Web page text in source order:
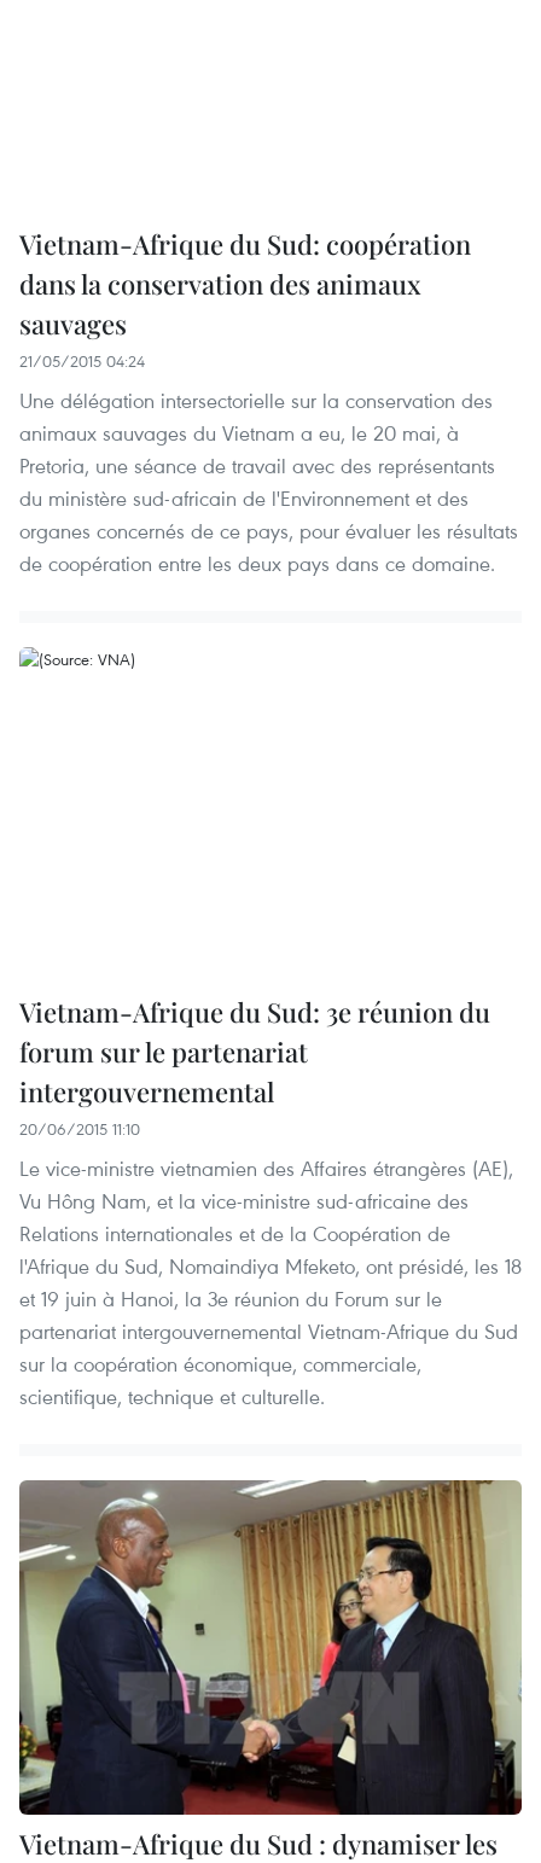
Vietnam-Afrique du Sud: coopération
dans la conservation des animaux
sauvages
21/05/2015 04:24
Une délégation intersectorielle sur la conservation des
animaux sauvages du Vietnam a eu, le 20 mai, à
Pretoria, une séance de travail avec des représentants
du ministère sud-africain de l'Environnement et des
organes concernés de ce pays, pour évaluer les résultats
de coopération entre les deux pays dans ce domaine.
Vietnam-Afrique du Sud: 3e réunion du
forum sur le partenariat
intergouvernemental
20/06/2015 11:10
Le vice-ministre vietnamien des Affaires étrangères (AE),
Vu Hông Nam, et la vice-ministre sud-africaine des
Relations internationales et de la Coopération de
l'Afrique du Sud, Nomaindiya Mfeketo, ont présidé, les 18
et 19 juin à Hanoi, la 3e réunion du Forum sur le
partenariat intergouvernemental Vietnam-Afrique du Sud
sur la coopération économique, commerciale,
scientifique, technique et culturelle.
Vietnam-Afrique du Sud : dynamiser les